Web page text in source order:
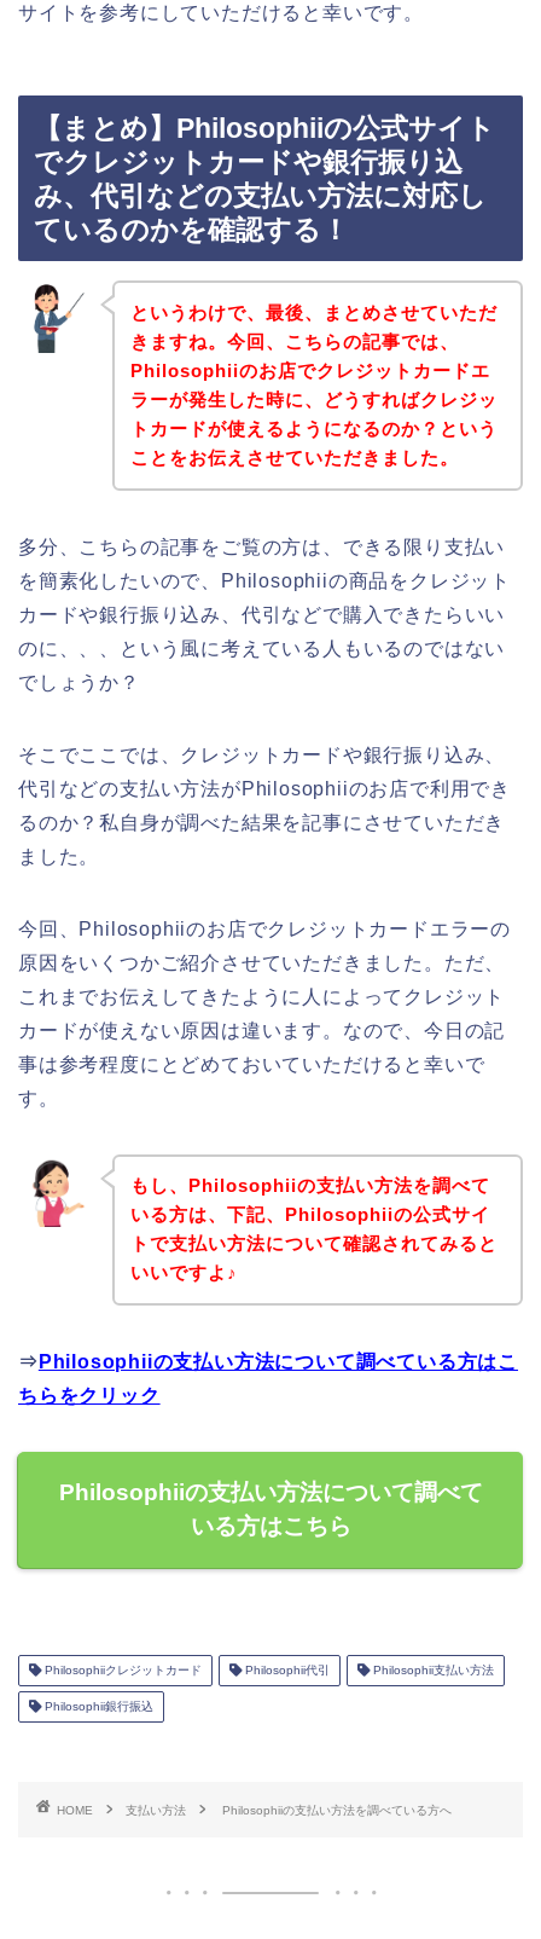
サイトを参考にしていただけると幸いです。
【まとめ】Philosophiiの公式サイト
でクレジットカードや銀行振り込
み、代引などの支払い方法に対応し
ているのかを確認する！
というわけで、最後、まとめさせていただ
きますね。今回、こちらの記事では、
Philosophiiのお店でクレジットカードエ
ラーが発生した時に、どうすればクレジッ
トカードが使えるようになるのか？という
ことをお伝えさせていただきました。
多分、こちらの記事をご覧の方は、できる限り支払い
を簡素化したいので、Philosophiiの商品をクレジット
カードや銀行振り込み、代引などで購入できたらいい
のに、、、という風に考えている人もいるのではない
でしょうか？
そこでここでは、クレジットカードや銀行振り込み、
代引などの支払い方法がPhilosophiiのお店で利用でき
るのか？私自身が調べた結果を記事にさせていただき
ました。
今回、Philosophiiのお店でクレジットカードエラーの
原因をいくつかご紹介させていただきました。ただ、
これまでお伝えしてきたように人によってクレジット
カードが使えない原因は違います。なので、今日の記
事は参考程度にとどめておいていただけると幸いで
す。
もし、Philosophiiの支払い方法を調べて
いる方は、下記、Philosophiiの公式サイ
トで支払い方法について確認されてみると
いいですよ♪
⇒ Philosophiiの支払い方法について調べている方はこ
ちらをクリック
Philosophiiの支払い方法について調べて
いる方はこちら
Philosophiiクレジットカード Philosophii代引 Philosophii支払い方法
Philosophii銀行振込
HOME 支払い方法 Philosophiiの支払い方法を調べている方へ